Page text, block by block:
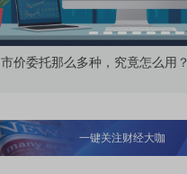
市价委托那么多种，究竟怎么用？
一键关注财经大咖